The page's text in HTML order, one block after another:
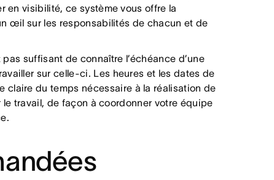
en visibilité, ce système vous offre la
œil sur les responsabilités de chacun et de
suffisant de connaître l’échéance d’une
sur celle-ci. Les heures et les dates de
claire du temps nécessaire à la réalisation de
travail, de façon à coordonner votre équipe